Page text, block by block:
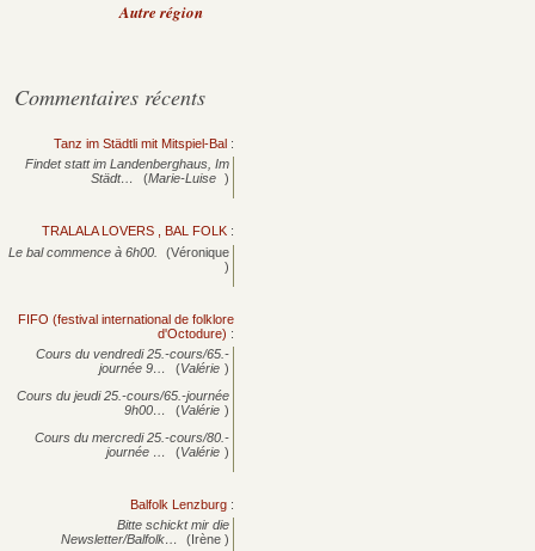
Autre région
Commentaires récents
Tanz im Städtli mit Mitspiel-Bal :
Findet statt im Landenberghaus, Im
Städt…
(Marie-Luise )
TRALALA LOVERS , BAL FOLK :
Le bal commence à 6h00.
(Véronique
)
FIFO (festival international de folklore
d'Octodure) :
Cours du vendredi 25.-cours/65.-
journée 9… (Valérie )
Cours du jeudi 25.-cours/65.-journée
9h00…
(Valérie )
Cours du mercredi 25.-cours/80.-
journée … (Valérie )
Balfolk Lenzburg :
Bitte schickt mir die
Newsletter/Balfolk…
(Irène )